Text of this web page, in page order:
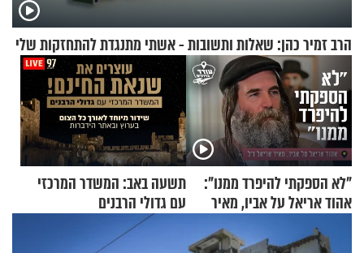
הרב זמיר כהן: שאלות ותשובות - אשתי מתנגדת להתחזקות שלי
"לא הספקתי להיפרד ממנו":
אהוד אריאל על אביו, מאיר
אריאל ז"ל
תשעה באב: המשדר המרכזי
עם גדולי הרבנים